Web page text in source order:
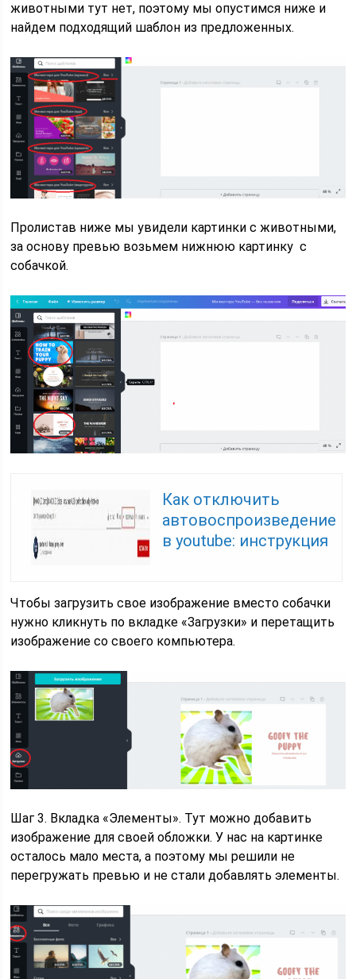
животными тут нет, поэтому мы опустимся ниже и
найдем подходящий шаблон из предложенных.
Пролистав ниже мы увидели картинки с животными,
за основу превью возьмем нижнюю картинку с
собачкой.
Как отключить
автовоспроизведение
в youtube: инструкция
Чтобы загрузить свое изображение вместо собачки
нужно кликнуть по вкладке «Загрузки» и перетащить
изображение со своего компьютера.
Шаг 3. Вкладка «Элементы». Тут можно добавить
изображение для своей обложки. У нас на картинке
осталось мало места, а поэтому мы решили не
перегружать превью и не стали добавлять элементы.